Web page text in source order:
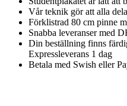
Vår teknik gör att alla
Förklistrad 80 cm pinne
Snabba leveranser med
Din beställning finns
Expressleverans 1 dag
Betala med Swish eller